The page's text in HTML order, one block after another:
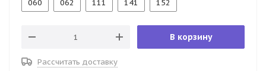
060 062 111 141 152
В корзину
Рассчитать доставку